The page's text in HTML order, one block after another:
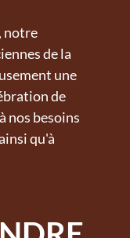
notre
de la
une
de
nos besoins
qu'à